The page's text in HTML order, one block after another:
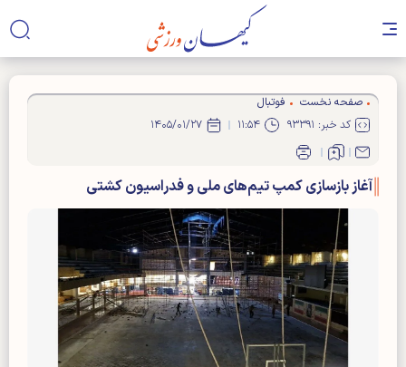
صفحه نخست
فوتبال
کد خبر: ۹۳۳۹۱
۱۱:۵۴ ۱۴۰۵/۰۱/۲۷
آغاز بازسازی کمپ تیم‌های ملی و فدراسیون کشتی